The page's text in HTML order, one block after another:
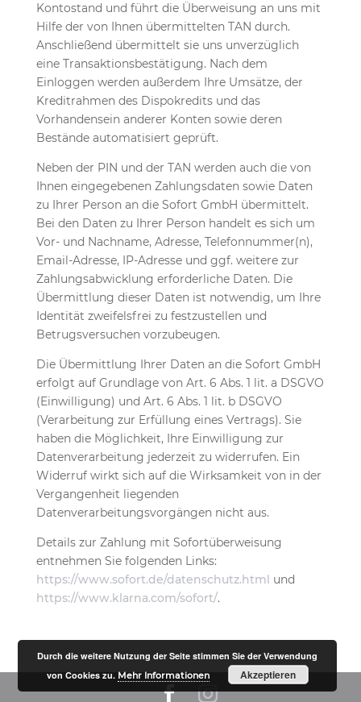
Kontostand und führt die Überweisung an uns mit
Hilfe der von Ihnen übermittelten TAN durch.
Anschließend übermittelt sie uns unverzüglich
eine Transaktionsbestätigung. Nach dem
Einloggen werden außerdem Ihre Umsätze, der
Kreditrahmen des Dispokredits und das
Vorhandensein anderer Konten sowie deren
Bestände automatisiert geprüft.
Neben der PIN und der TAN werden auch die von
Ihnen eingegebenen Zahlungsdaten sowie Daten
zu Ihrer Person an die Sofort GmbH übermittelt.
Bei den Daten zu Ihrer Person handelt es sich um
Vor- und Nachname, Adresse, Telefonnummer(n),
Email-Adresse, IP-Adresse und ggf. weitere zur
Zahlungsabwicklung erforderliche Daten. Die
Übermittlung dieser Daten ist notwendig, um Ihre
Identität zweifelsfrei zu festzustellen und
Betrugsversuchen vorzubeugen.
Die Übermittlung Ihrer Daten an die Sofort GmbH
erfolgt auf Grundlage von Art. 6 Abs. 1 lit. a DSGVO
(Einwilligung) und Art. 6 Abs. 1 lit. b DSGVO
(Verarbeitung zur Erfüllung eines Vertrags). Sie
haben die Möglichkeit, Ihre Einwilligung zur
Datenverarbeitung jederzeit zu widerrufen. Ein
Widerruf wirkt sich auf die Wirksamkeit von in der
Vergangenheit liegenden
Datenverarbeitungsvorgängen nicht aus.
Details zur Zahlung mit Sofortüberweisung
entnehmen Sie folgenden Links:
https://www.sofort.de/datenschutz.html und
https://www.klarna.com/sofort/.
Durch die weitere Nutzung der Seite stimmen Sie der Verwendung
von Cookies zu. Mehr Informationen Akzeptieren